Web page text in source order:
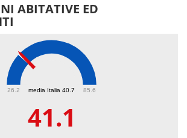
ABITATIVE ED
media Italia 40.7
26.2 85.6
41.1